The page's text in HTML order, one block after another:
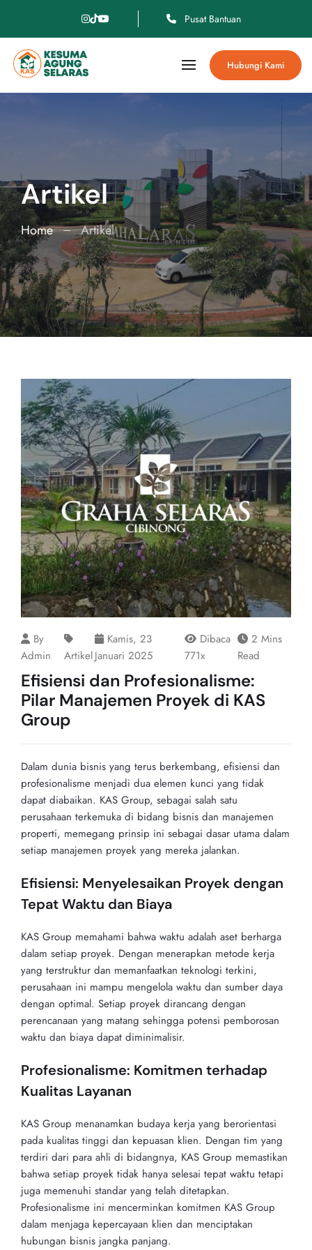
Pusat Bantuan
Hubungi Kami
Artikel
Home Artikel
By
Admin
Artikel
Kamis, 23
Januari 2025
Dibaca
771x
2 Mins
Read
Efisiensi dan Profesionalisme:
Pilar Manajemen Proyek di KAS
Group
Dalam dunia bisnis yang terus berkembang, efisiensi dan
profesionalisme menjadi dua elemen kunci yang tidak
dapat diabaikan. KAS Group, sebagai salah satu
perusahaan terkemuka di bidang bisnis dan manajemen
properti, memegang prinsip ini sebagai dasar utama dalam
setiap manajemen proyek yang mereka jalankan.
Efisiensi: Menyelesaikan Proyek dengan
Tepat Waktu dan Biaya
KAS Group memahami bahwa waktu adalah aset berharga
dalam setiap proyek. Dengan menerapkan metode kerja
yang terstruktur dan memanfaatkan teknologi terkini,
perusahaan ini mampu mengelola waktu dan sumber daya
dengan optimal. Setiap proyek dirancang dengan
perencanaan yang matang sehingga potensi pemborosan
waktu dan biaya dapat diminimalisir.
Profesionalisme: Komitmen terhadap
Kualitas Layanan
KAS Group menanamkan budaya kerja yang berorientasi
pada kualitas tinggi dan kepuasan klien. Dengan tim yang
terdiri dari para ahli di bidangnya, KAS Group memastikan
bahwa setiap proyek tidak hanya selesai tepat waktu tetapi
juga memenuhi standar yang telah ditetapkan.
Profesionalisme ini mencerminkan komitmen KAS Group
dalam menjaga kepercayaan klien dan menciptakan
hubungan bisnis jangka panjang.